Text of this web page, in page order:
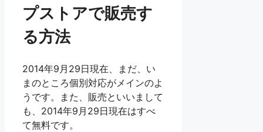
プストアで販売す
る方法
2014年9月29日現在、まだ、い
まのところ個別対応がメインのよ
うです。また、販売といいまして
も、2014年9月29日現在はすべ
て無料です。